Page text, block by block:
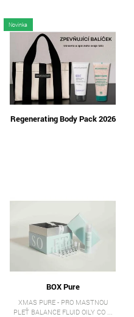
Novinka
Regenerating Body Pack 2026
BOX Pure
XMAS PURE - PRO MASTNOU
PLEŤ BALANCE FLUID OILY CO ...